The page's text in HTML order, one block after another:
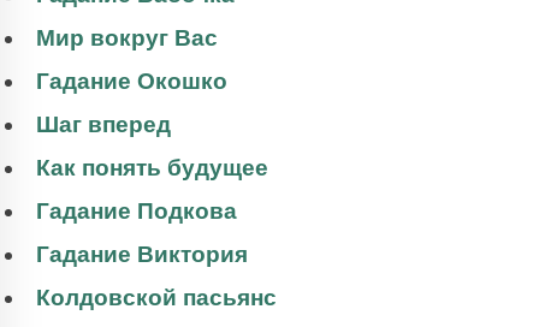
Мир вокруг Вас
Гадание Окошко
Шаг вперед
Как понять будущее
Гадание Подкова
Гадание Виктория
Колдовской пасьянс